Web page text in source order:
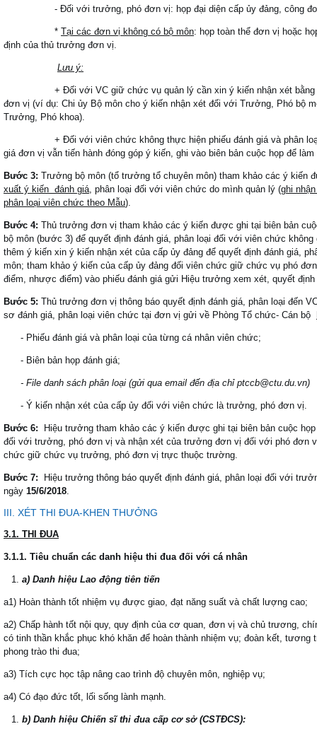
- Đối với trưởng, phó đơn vị: họp đại diện cấp ủy đảng, công
* Tại các đơn vị không có bộ môn: họp toàn thể đơn vị hoặc
định của thủ trưởng đơn vị.
Lưu ý:
+ Đối với VC giữ chức vụ quản lý cần xin ý kiến nhận xét bằng
đơn vị (ví dụ: Chi ủy Bộ môn cho ý kiến nhận xét đối với Trưởng, Phó bộ
Trưởng, Phó khoa).
+ Đối với viên chức không thực hiện phiếu đánh giá và phân loại,
giá đơn vị vẫn tiến hành đóng góp ý kiến, ghi vào biên bản cuộc họp để
Bước 3: Trưởng bộ môn (tổ trưởng tổ chuyên môn) tham khảo các ý
xuất ý kiến đánh giá, phân loại đối với viên chức do mình quản lý (ghi
phân loại viên chức theo Mẫu).
Bước 4: Thủ trưởng đơn vị tham khảo các ý kiến được ghi tại biên bản
bộ môn (bước 3) để quyết định đánh giá, phân loại đối với viên chức
thêm ý kiến xin ý kiến nhận xét của cấp ủy đảng để quyết định đánh giá,
môn; tham khảo ý kiến của cấp ủy đảng đối viên chức giữ chức vụ phó
điểm, nhược điểm) vào phiếu đánh giá gửi Hiệu trưởng xem xét, quyết định
Bước 5: Thủ trưởng đơn vị thông báo quyết định đánh giá, phân loại đến
sơ đánh giá, phân loại viên chức tại đơn vị gửi về Phòng Tổ chức- Cán bộ
- Phiếu đánh giá và phân loại của từng cá nhân viên chức;
- Biên bản họp đánh giá;
- File danh sách phân loại (gửi qua email đến địa chỉ ptccb@ctu.du.vn)
- Ý kiến nhận xét của cấp ủy đối với viên chức là trưởng, phó đơn vị.
Bước 6: Hiệu trưởng tham khảo các ý kiến được ghi tại biên bản cuộc
đối với trưởng, phó đơn vị và nhận xét của trưởng đơn vị đối với phó đơn
chức giữ chức vụ trưởng, phó đơn vị trực thuộc trường.
Bước 7: Hiệu trưởng thông báo quyết định đánh giá, phân loại đối với
ngày 15/6/2018.
III. XÉT THI ĐUA-KHEN THƯỞNG
3.1. THI ĐUA
3.1.1. Tiêu chuẩn các danh hiệu thi đua đối với cá nhân
a) Danh hiệu Lao động tiên tiến
a1) Hoàn thành tốt nhiệm vụ được giao, đạt năng suất và chất lượng cao;
a2) Chấp hành tốt nội quy, quy định của cơ quan, đơn vị và chủ trương,
có tinh thần khắc phục khó khăn để hoàn thành nhiệm vụ; đoàn kết,
phong trào thi đua;
a3) Tích cực học tập nâng cao trình độ chuyên môn, nghiệp vụ;
a4) Có đạo đức tốt, lối sống lành mạnh.
b) Danh hiệu Chiến sĩ thi đua cấp cơ sở (CSTĐCS):